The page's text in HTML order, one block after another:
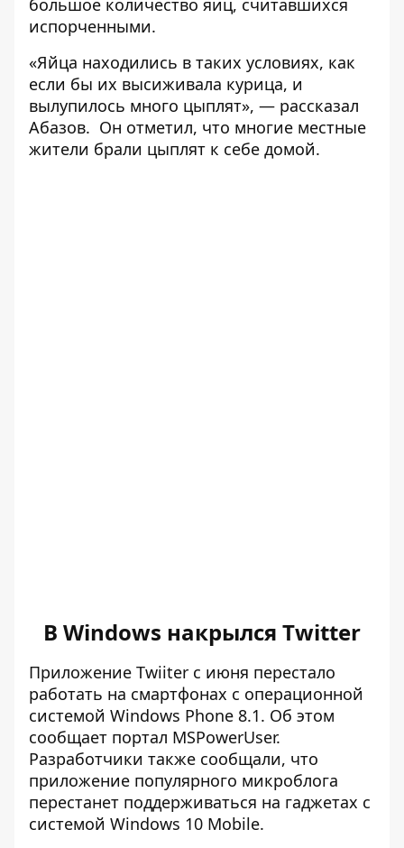
большое количество яиц, считавшихся
испорченными.
«Яйца находились в таких условиях, как
если бы их высиживала курица, и
вылупилось много цыплят», — рассказал
Абазов. Он отметил, что многие местные
жители брали цыплят к себе домой.
В Windows накрылся Twitter
Приложение Twiiter с июня перестало
работать на смартфонах с операционной
системой Windows Phone 8.1. Об этом
сообщает портал MSPowerUser.
Разработчики также сообщали, что
приложение популярного микроблога
перестанет поддерживаться на гаджетах с
системой Windows 10 Mobile.